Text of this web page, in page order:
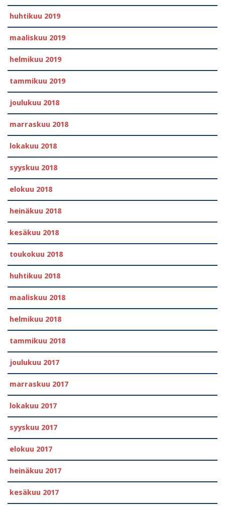
huhtikuu 2019
maaliskuu 2019
helmikuu 2019
tammikuu 2019
joulukuu 2018
marraskuu 2018
lokakuu 2018
syyskuu 2018
elokuu 2018
heinäkuu 2018
kesäkuu 2018
toukokuu 2018
huhtikuu 2018
maaliskuu 2018
helmikuu 2018
tammikuu 2018
joulukuu 2017
marraskuu 2017
lokakuu 2017
syyskuu 2017
elokuu 2017
heinäkuu 2017
kesäkuu 2017